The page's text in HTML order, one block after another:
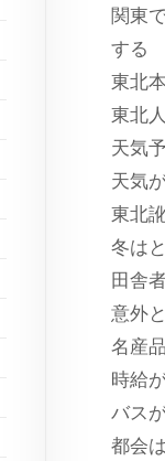
関東
する
東北
東北
天気
天気
東北
冬は
田舎
意外
名産
時給
バス
都会